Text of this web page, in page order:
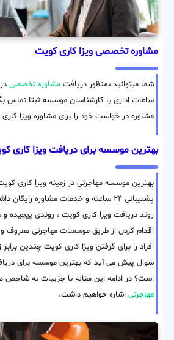
مشاوره تخصصی ویزا کاری کویت
شما میتوانید بمنظور دریافت مشاوره تخصصی
ساعات اداری با کارشناسان موسسه ثبتا تماس
مشاوره در خواست خود را برای مشاوره ویزا
بهترین موسسه برای دریافت ویزا کاری
بهترین موسسه مهاجرتی در زمینه ویزا کاری
پشتیبانی ۲۴ ساعته و خدمات مشاوره
روند دریافت ویزا کاری کویت ، روندی پیچیده
اقدام کردن از طریق موسسات مهاجرتی معروف
افراد را برای گرفتن ویزا کاری کویت چندین
سوال پیش می آید که بهترین موسسه برای
است؟ در ادامه این مقاله با جزییات به شاخص
مهاجرتی اشاره خواهیم داشت.